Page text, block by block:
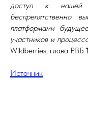
доступ к нашей
беспрепятственно
платформами
участников и
Wildberries, глава РВБ
Источник